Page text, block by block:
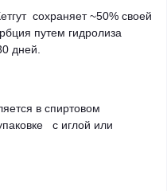
сохраняет ~50% своей
путем гидролиза
дней.
в спиртовом
с иглой или